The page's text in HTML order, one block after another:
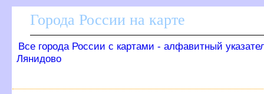
Города России на карте
се города России с картами - алфавитный
Лянидово